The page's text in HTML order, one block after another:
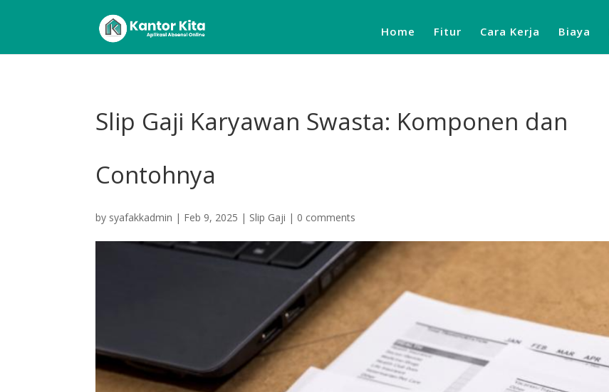
Home Fitur Cara Kerja Biaya
Slip Gaji Karyawan Swasta: Komponen dan
Contohnya
by syafakkadmin | Feb 9, 2025 | Slip Gaji | 0 comments